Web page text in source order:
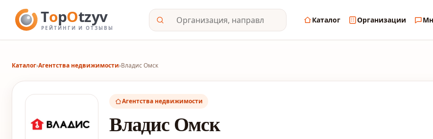
Каталог Организации
Каталог›Агентства недвижимости›Владис Омск
Агентства недвижимости
Владис Омск